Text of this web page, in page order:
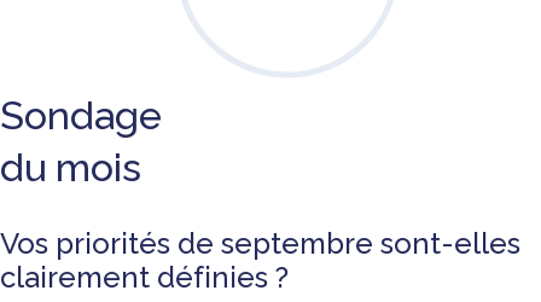
Sondage
du mois
Vos priorités de septembre sont-elles
clairement définies ?